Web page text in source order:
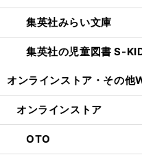
集英社みらい文庫
集英社の児童図書 S-
オンラインストア・ その他
オンラインストア
OTO